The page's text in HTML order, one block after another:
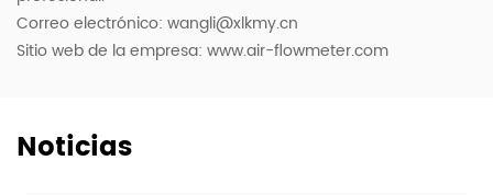
Correo electrónico: wangli@xlkmy.cn
Sitio web de la empresa: www.air-flowmeter.com
Noticias